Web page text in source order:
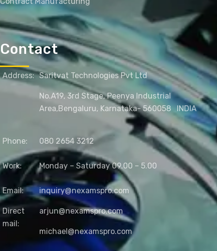
Contact
Address: Saritvat Technologies Pvt Ltd
No.A19, 3rd Stage, Peenya Industrial
Area,Bengaluru, Karnataka- 560058INDIA
Phone: 080 2654 3212
Work: Monday – Saturday 09.00 – 5.00
Email:
Direct
mail:
inquiry@nexamspro.com
arjun@nexamspro.com
michael@nexamspro.com